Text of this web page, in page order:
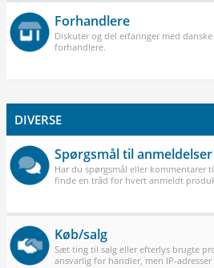
Forhandlere
Diskuter og del erfaringer med
forhandlere.
DIVERSE
Spørgsmål til anmeldelser
Har du spørgsmål eller kommentarer
finde en tråd for hvert anmeldt
Køb/salg
Sæt ting til salg eller efterlys brugte
ansvarlig for handler, men IP-